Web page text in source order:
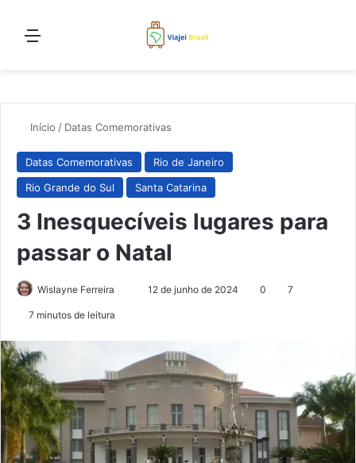
Menu
Início / Datas Comemorativas
Datas Comemorativas
Rio de Janeiro
Rio Grande do Sul
Santa Catarina
3 Inesquecíveis lugares para
passar o Natal
Wislayne Ferreira
Mande12 de junho de 2024 0 7
7 minutos de leitura